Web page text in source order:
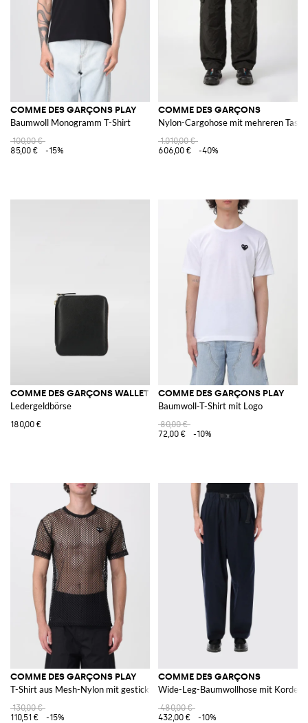
COMME DES GARÇONS PLAY
Baumwoll Monogramm T-Shirt
100,00 €
85,00 €
-15%
COMME DES GARÇONS
Nylon-Cargohose mit mehreren
1.010,00 €
606,00 €
-40%
COMME DES GARÇONS WALLET
Ledergeldbörse
180,00 €
COMME DES GARÇONS PLAY
Baumwoll-T-Shirt mit Logo
80,00 €
72,00 €
-10%
COMME DES GARÇONS PLAY
T-Shirt aus Mesh-Nylon mit gesticktem Logo
130,00 €
110,51 €
-15%
COMME DES GARÇONS
Wide-Leg-Baumwollhose mit
480,00 €
432,00 €
-10%